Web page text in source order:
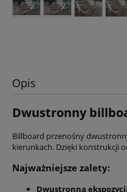
Opis
Dwustronny
Billboard przenośny
kierunkach. Dzięki konstrukcji
Najważniejsze zalety:
Dwustronna